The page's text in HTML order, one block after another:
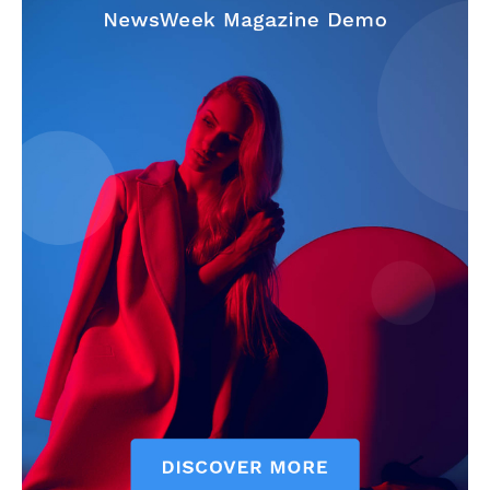
szubjektív élményportál
ELŐFIZETÉS
Hasznos
bSZ fiók